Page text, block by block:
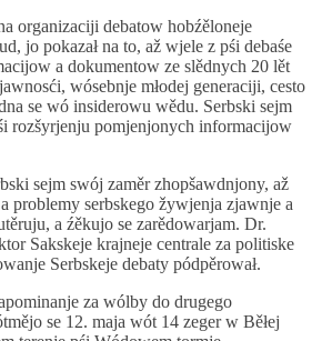
organizaciji debatow hobźěloneje
jo pokazał na to, až wjele z pśi debaśe
a dokumentow ze slědnych 20 lět
wósebnje młodej generaciji, cesto
se wó insiderowu wědu. Serbski sejm
rozšyrjenju pomjenjonych informacijow
sejm swój zaměr zhopšawdnjony, až
a problemy serbskego žywjenja zjawnje a
a źěkujo se zarědowarjam. Dr.
Sakskeje krajneje centrale za politiske
Serbskeje debaty pódpěrował.
za wólby do drugego
se 12. maja wót 14 zeger w Běłej